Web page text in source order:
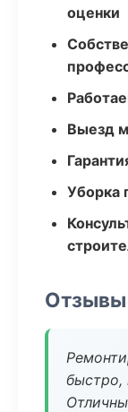
оценки
Выезд
Уборка
Отзывы
быстро,